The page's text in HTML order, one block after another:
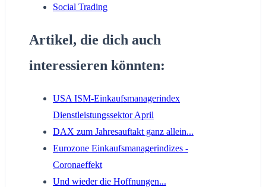
Social Trading
Artikel, die dich auch
interessieren könnten:
USA ISM-Einkaufsmanagerindex
Dienstleistungssektor April
DAX zum Jahresauftakt ganz allein...
Eurozone Einkaufsmanagerindizes -
Coronaeffekt
Und wieder die Hoffnungen...